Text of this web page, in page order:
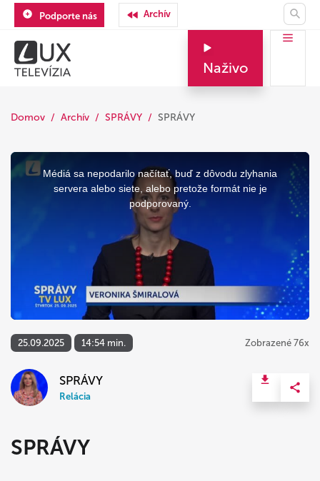
Podporte nás Archív
Naživo
Domov Archív SPRÁVY SPRÁVY
This
a
modal
Médiá sa nepodarilo načítať, buď z dôvodu zlyhania
servera alebo siete, alebo pretože formát nie je
podporovaný.
25.09.2025 14:54 min. Zobrazené 76x
SPRÁVY
Relácia
SPRÁVY